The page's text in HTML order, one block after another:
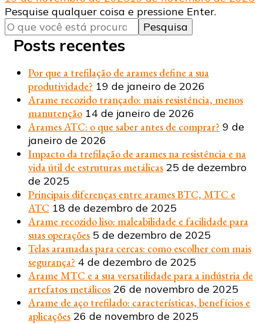
Procurando
algo?
Pesquise qualquer coisa e pressione Enter.
Posts recentes
Por que a trefilação de arames define a sua
produtividade? 19 de janeiro de 2026
Arame recozido trançado: mais resistência, menos
manutenção 14 de janeiro de 2026
Arames ATC: o que saber antes de comprar? 9 de
janeiro de 2026
Impacto da trefilação de arames na resistência e na
vida útil de estruturas metálicas 25 de dezembro
de 2025
Principais diferenças entre arames BTC, MTC e
ATC 18 de dezembro de 2025
Arame recozido liso: maleabilidade e facilidade para
suas operações 5 de dezembro de 2025
Telas aramadas para cercas: como escolher com mais
segurança? 4 de dezembro de 2025
Arame MTC e a sua versatilidade para a indústria de
artefatos metálicos 26 de novembro de 2025
Arame de aço trefilado: características, benefícios e
aplicações 26 de novembro de 2025